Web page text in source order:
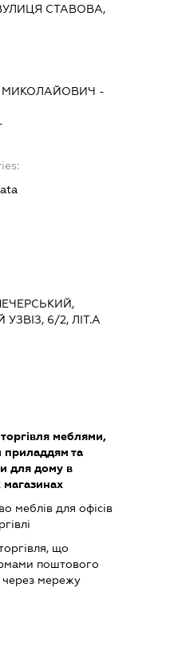
СТАВОВА,
МИКОЛАЙОВИЧ -
6/2, ЛІТ.А
меблями,
приладдям та
для дому в
магазинах
меблів для офісів
що
поштового
мережу